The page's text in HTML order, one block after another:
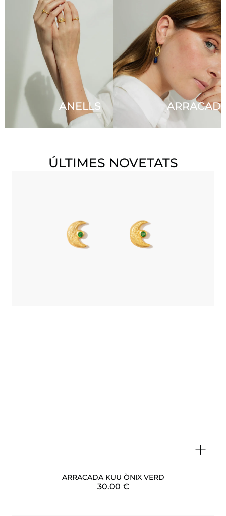
ANELLS
ÚLTIMES NOVETATS
+
ARRACADA KUU ÒNIX VERD
30.00 €